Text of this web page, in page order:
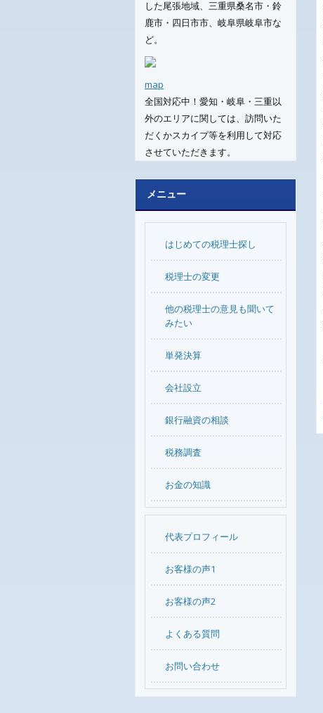
した尾張地域、三重県桑名市・鈴
鹿市・四日市市、岐阜県岐阜市な
ど。
map
全国対応中！愛知・岐阜・三重以
外のエリアに関しては、訪問いた
だくかスカイプ等を利用して対応
させていただきます。
メニュー
はじめての税理士探し
税理士の変更
他の税理士の意見も聞いて
みたい
単発決算
会社設立
銀行融資の相談
税務調査
お金の知識
代表プロフィール
お客様の声1
お客様の声2
よくある質問
お問い合わせ